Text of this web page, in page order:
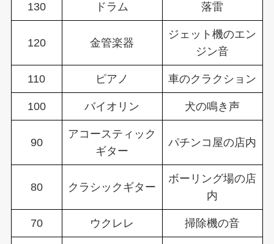
130 ドラム 落雷
120 金管楽器
ジェット機のエン
ジン音
110 ピアノ 車のクラクション
100 バイオリン 犬の鳴き声
90
アコースティック
ギター
パチンコ屋の店内
80 クラシックギター
ボーリング場の店
内
70 ウクレレ 掃除機の音